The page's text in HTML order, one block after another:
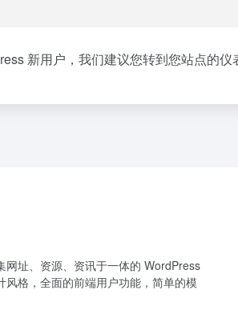
新用户，我们建议您转到您站点的仪
网址、资源、资讯于一体的 WordPress
风格，全面的前端用户功能，简单的模